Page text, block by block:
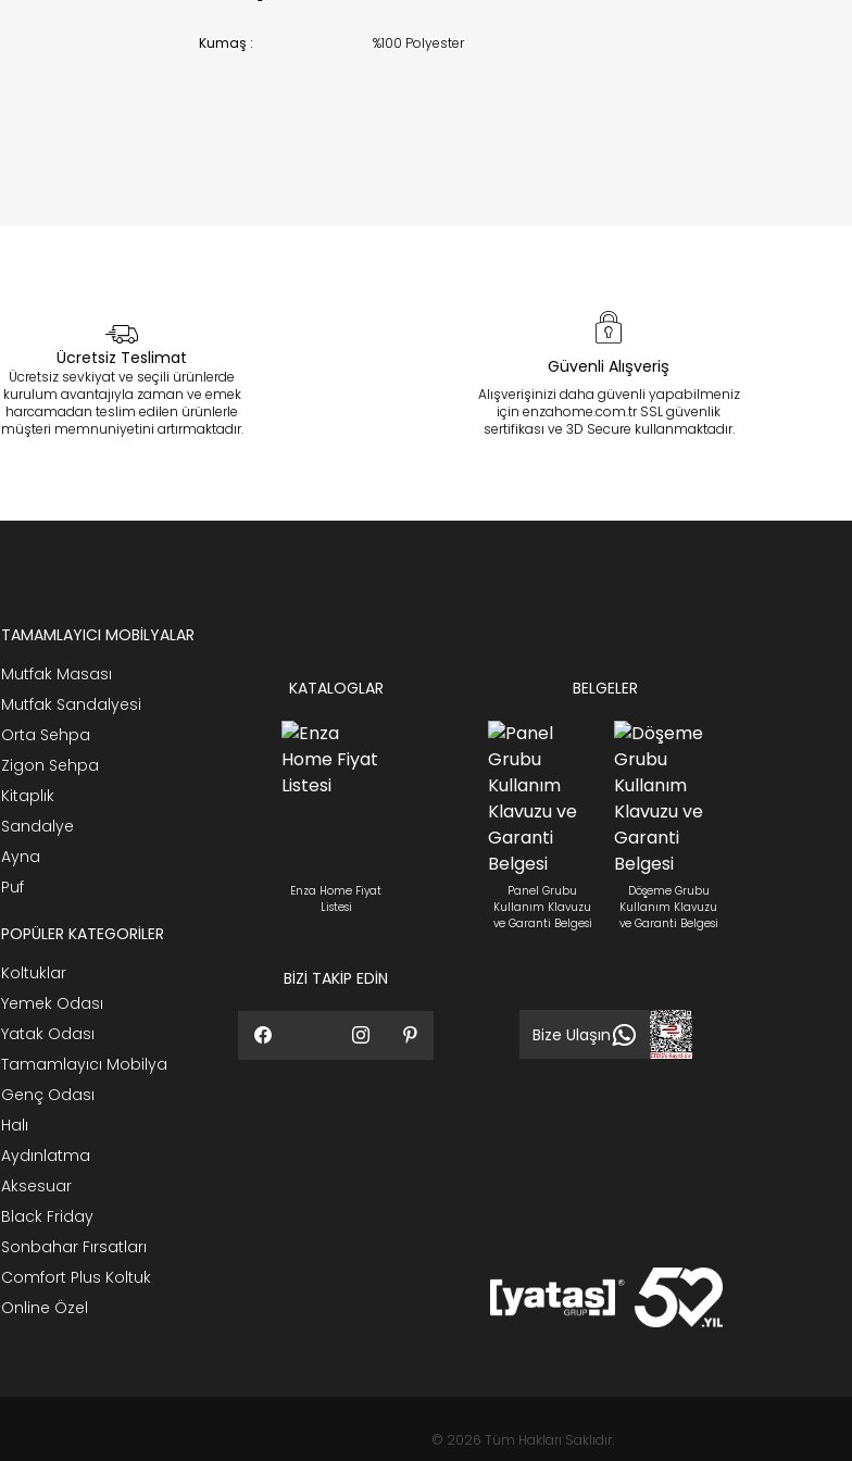
Kumaş : %100 Polyester
Ücretsiz Teslimat
Ücretsiz sevkiyat ve seçili ürünlerde
kurulum avantajıyla zaman ve emek
harcamadan teslim edilen ürünlerle
müşteri memnuniyetini artırmaktadır.
Güvenli Alışveriş
Alışverişinizi daha güvenli yapabilmeniz
için enzahome.com.tr SSL güvenlik
sertifikası ve 3D Secure kullanmaktadır.
TAMAMLAYICI MOBİLYALAR
Mutfak Masası
Mutfak Sandalyesi
Orta Sehpa
Zigon Sehpa
Kitaplık
Sandalye
Ayna
Puf
POPÜLER KATEGORİLER
Koltuklar
Yemek Odası
Yatak Odası
Tamamlayıcı Mobilya
Genç Odası
Halı
Aydınlatma
Aksesuar
Black Friday
Sonbahar Fırsatları
Comfort Plus Koltuk
Online Özel
KATALOGLAR
Enza Home Fiyat
Listesi
BİZİ TAKİP EDİN
BELGELER
Panel Grubu
Kullanım Klavuzu
ve Garanti Belgesi
Döşeme Grubu
Kullanım Klavuzu
ve Garanti Belgesi
Bize Ulaşın
© 2026 Tüm Hakları Saklıdır.